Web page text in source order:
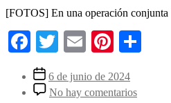
[FOTOS] En una operación conjunta
Facebook
TwitterEmail
Fecha de la entrada
6 de junio de 2024
No hay comentarios